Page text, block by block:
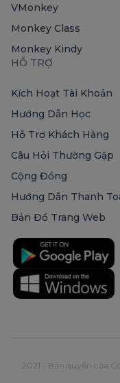
VMonkey
Monkey Class
Monkey Kindy
HỖ TRỢ
Kích Hoạt Tài Khoản
Hướng Dẫn Học
Hỗ Trợ Khách Hàng
Câu Hỏi Thường Gặp
Cộng Đồng
Hướng Dẫn Thanh
Bản Đồ Trang Web
2021 - Bản quyền của